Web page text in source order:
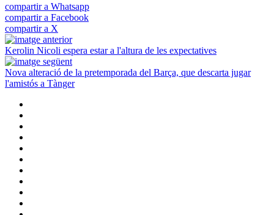
compartir a Whatsapp
compartir a Facebook
compartir a X
Kerolin Nicoli espera estar a l'altura de les expectatives
Nova alteració de la pretemporada del Barça, que descarta jugar
l'amistós a Tànger